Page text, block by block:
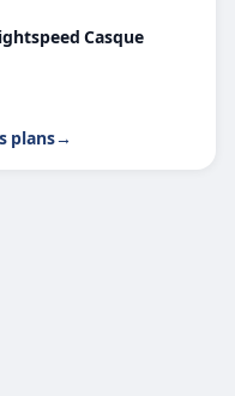
Casque
plans→